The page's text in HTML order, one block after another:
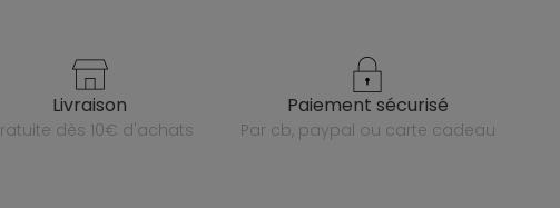
livraison
gratuite dès 10€ d'achats
paiement sécurisé
par cb, paypal ou carte cadeau